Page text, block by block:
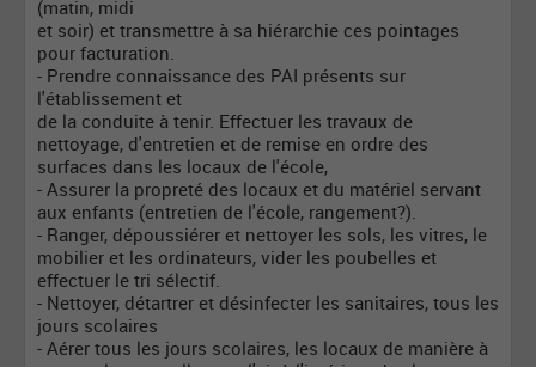
(matin, midi
et soir) et transmettre à sa hiérarchie ces pointages
pour facturation.
- Prendre connaissance des PAI présents sur
l'établissement et
de la conduite à tenir. Effectuer les travaux de
nettoyage, d'entretien et de remise en ordre des
surfaces dans les locaux de l'école,
- Assurer la propreté des locaux et du matériel servant
aux enfants (entretien de l'école, rangement?).
- Ranger, dépoussiérer et nettoyer les sols, les vitres, le
mobilier et les ordinateurs, vider les poubelles et
effectuer le tri sélectif.
- Nettoyer, détartrer et désinfecter les sanitaires, tous les
jours scolaires
- Aérer tous les jours scolaires, les locaux de manière à